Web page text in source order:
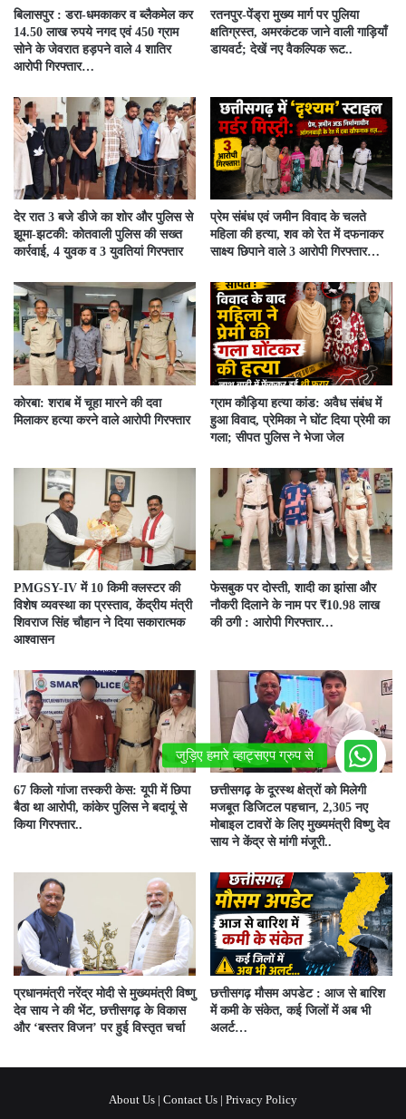
बिलासपुर : डरा-धमकाकर व ब्लैकमेल कर
14.50 लाख रुपये नगद एवं 450 ग्राम
सोने के जेवरात हड़पने वाले 4 शातिर
आरोपी गिरफ्तार…
रतनपुर-पेंड्रा मुख्य मार्ग पर पुलिया
क्षतिग्रस्त, अमरकंटक जाने वाली गाड़ियाँ
डायवर्ट; देखें नए वैकल्पिक रूट..
देर रात 3 बजे डीजे का शोर और पुलिस से
झूमा-झटकी: कोतवाली पुलिस की सख्त
कार्रवाई, 4 युवक व 3 युवतियां गिरफ्तार
प्रेम संबंध एवं जमीन विवाद के चलते
महिला की हत्या, शव को रेत में दफनाकर
साक्ष्य छिपाने वाले 3 आरोपी गिरफ्तार…
कोरबा: शराब में चूहा मारने की दवा
मिलाकर हत्या करने वाले आरोपी गिरफ्तार
ग्राम कौड़िया हत्या कांड: अवैध संबंध में
हुआ विवाद, प्रेमिका ने घोंट दिया प्रेमी का
गला; सीपत पुलिस ने भेजा जेल
PMGSY-IV में 10 किमी क्लस्टर की
विशेष व्यवस्था का प्रस्ताव, केंद्रीय मंत्री
शिवराज सिंह चौहान ने दिया सकारात्मक
आश्वासन
फेसबुक पर दोस्ती, शादी का झांसा और
नौकरी दिलाने के नाम पर ₹10.98 लाख
की ठगी : आरोपी गिरफ्तार…
67 किलो गांजा तस्करी केस: यूपी में छिपा
बैठा था आरोपी, कांकेर पुलिस ने बदायूं से
किया गिरफ्तार..
छत्तीसगढ़ के दूरस्थ क्षेत्रों को मिलेगी
मजबूत डिजिटल पहचान, 2,305 नए
मोबाइल टावरों के लिए मुख्यमंत्री विष्णु देव
साय ने केंद्र से मांगी मंजूरी..
प्रधानमंत्री नरेंद्र मोदी से मुख्यमंत्री विष्णु
देव साय ने की भेंट, छत्तीसगढ़ के विकास
और ‘बस्तर विजन’ पर हुई विस्तृत चर्चा
छत्तीसगढ़ मौसम अपडेट : आज से बारिश
में कमी के संकेत, कई जिलों में अब भी
अलर्ट…
About Us | Contact Us | Privacy Policy